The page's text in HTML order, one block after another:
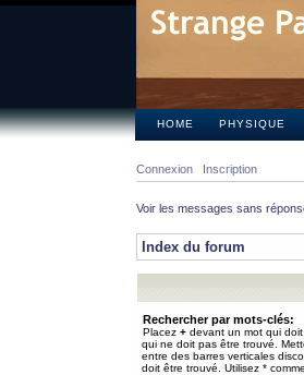
HOME PHYSIQUE
Connexion Inscription
Voir les messages sans
Index du forum
Rechercher par mots-clés:
Placez + devant un mot qui
qui ne doit pas être trouvé.
entre des barres verticales
doit être trouvé. Utilisez *